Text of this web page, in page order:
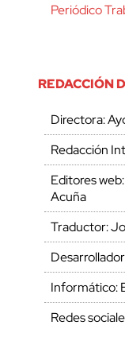
Periódico
REDACCIÓN
Directora:
Redacción
Editores
Acuña
Traductor:
Informático:
Redes